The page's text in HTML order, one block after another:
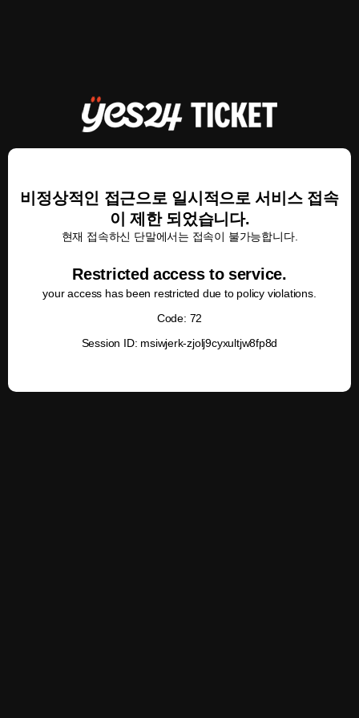
비정상적인 접근으로 일시적으로 서비스 접속
이 제한 되었습니다.
현재 접속하신 단말에서는 접속이 불가능합니다.
Restricted access to service.
your access has been restricted due to policy violations.
Code: 72
Session ID: msiwjerk-zjolj9cyxultjw8fp8d